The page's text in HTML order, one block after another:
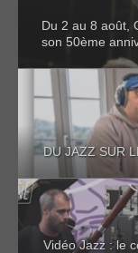
Du 2 au 8 août,
son 50ème
DU JAZZ SUR
Vidéo Jazz : le